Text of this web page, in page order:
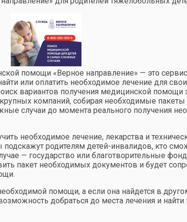
помощи «Верное направление» — это
или оплатить необходимое лечение для
вариантов получения медицинской помощи
компаний, собирая необходимые
случаи до момента реального получения
необходимое лечение, лекарства и
родителям детей-инвалидов, кто
— государство или благотворительные
пакет необходимых документов и будет
помощи, а если она найдется в
добраться до места лечения и найти